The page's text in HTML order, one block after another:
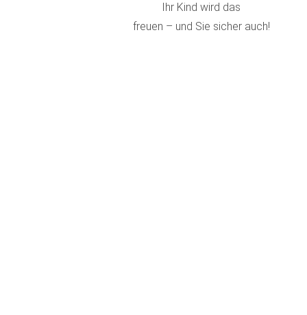
Ihr Kind wird das
freuen – und Sie sicher auch!